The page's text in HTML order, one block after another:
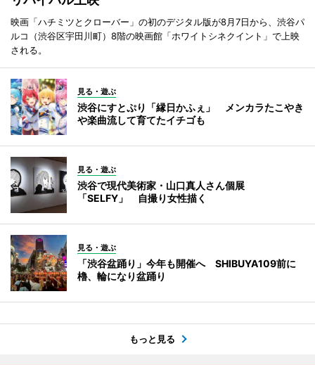
映画「ハチミツとクローバー」の初のデジタル版が8月7日から、渋谷パ
ルコ（渋谷区宇田川町）8階の映画館「ホワイトシネクイント」で上映
される。
見る・遊ぶ
渋谷にすとぷり「縁日かふぇ」 メンカラたこやき
や楽曲流して育てたイチゴも
見る・遊ぶ
渋谷で現代美術家・山口真人さん個展
「SELFY」 自撮り女性描く
見る・遊ぶ
「渋谷盆踊り」今年も開催へ SHIBUYA109前に
櫓、輪になり盆踊り
もっと見る